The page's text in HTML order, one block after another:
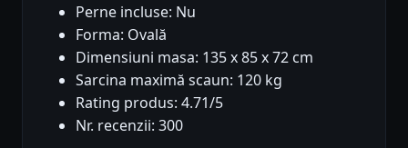
Perne incluse: Nu
Forma: Ovală
Dimensiuni masa: 135 x 85 x 72 cm
Sarcina maximă scaun: 120 kg
Rating produs: 4.71/5
Nr. recenzii: 300